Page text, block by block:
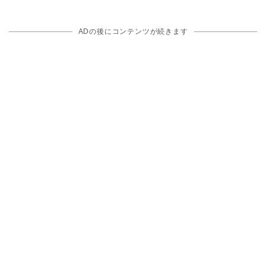
ADの後にコンテンツが続きます